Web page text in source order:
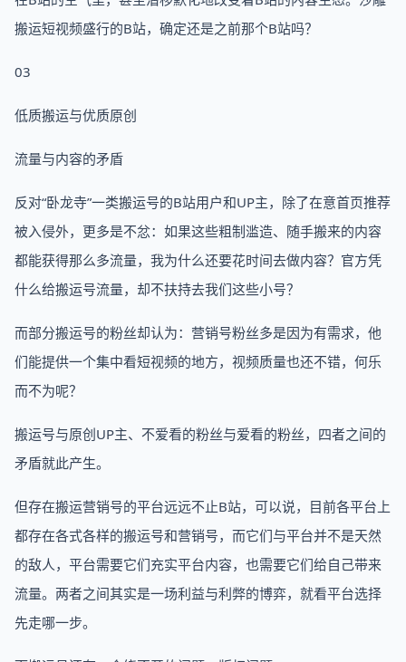
搬运短视频盛行的B站，确定还是之前那个B站吗？
03
低质搬运与优质原创
流量与内容的矛盾
反对“卧龙寺”一类搬运号的B站用户和UP主，除了在意首页推荐
被入侵外，更多是不忿：如果这些粗制滥造、随手搬来的内容
都能获得那么多流量，我为什么还要花时间去做内容？官方凭
什么给搬运号流量，却不扶持去我们这些小号？
而部分搬运号的粉丝却认为：营销号粉丝多是因为有需求，他
们能提供一个集中看短视频的地方，视频质量也还不错，何乐
而不为呢？
搬运号与原创UP主、不爱看的粉丝与爱看的粉丝，四者之间的
矛盾就此产生。
但存在搬运营销号的平台远远不止B站，可以说，目前各平台上
都存在各式各样的搬运号和营销号，而它们与平台并不是天然
的敌人，平台需要它们充实平台内容，也需要它们给自己带来
流量。两者之间其实是一场利益与利弊的博弈，就看平台选择
先走哪一步。